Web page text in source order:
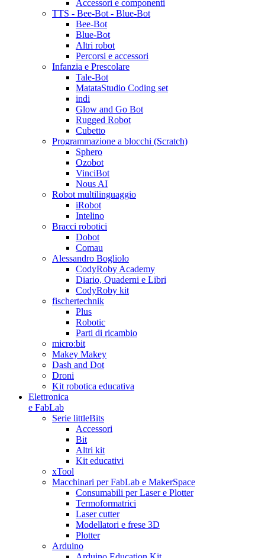
Accessori e componenti
TTS - Bee-Bot - Blue-Bot
Bee-Bot
Blue-Bot
Altri robot
Percorsi e accessori
Infanzia e Prescolare
Tale-Bot
MatataStudio Coding set
indi
Glow and Go Bot
Rugged Robot
Cubetto
Programmazione a blocchi (Scratch)
Sphero
Ozobot
VinciBot
Nous AI
Robot multilinguaggio
iRobot
Intelino
Bracci robotici
Dobot
Comau
Alessandro Bogliolo
CodyRoby Academy
Diario, Quaderni e Libri
CodyRoby kit
fischertechnik
Plus
Robotic
Parti di ricambio
micro:bit
Makey Makey
Dash and Dot
Droni
Kit robotica educativa
Elettronica
e FabLab
Serie littleBits
Accessori
Bit
Altri kit
Kit educativi
xTool
Macchinari per FabLab e MakerSpace
Consumabili per Laser e Plotter
Termoformatrici
Laser cutter
Modellatori e frese 3D
Plotter
Arduino